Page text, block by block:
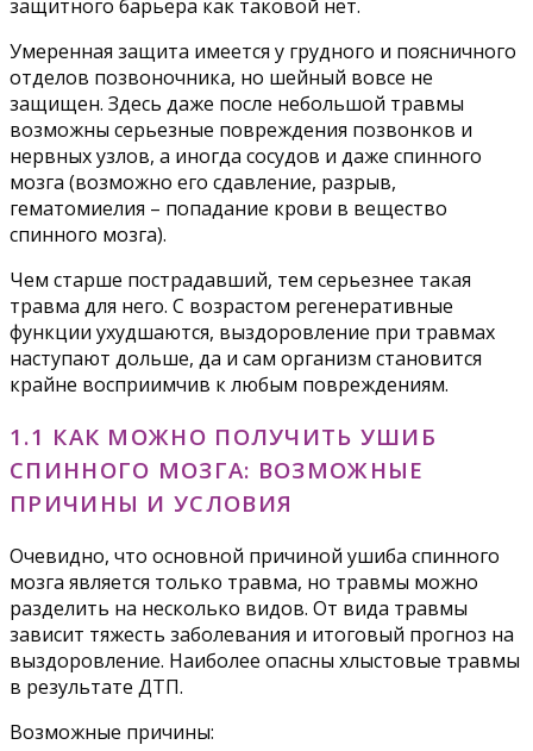
защитного барьера как таковой нет.
Умеренная защита имеется у грудного и поясничного
отделов позвоночника, но шейный вовсе не
защищен. Здесь даже после небольшой травмы
возможны серьезные повреждения позвонков и
нервных узлов, а иногда сосудов и даже спинного
мозга (возможно его сдавление, разрыв,
гематомиелия – попадание крови в вещество
спинного мозга).
Чем старше пострадавший, тем серьезнее такая
травма для него. С возрастом регенеративные
функции ухудшаются, выздоровление при травмах
наступают дольше, да и сам организм становится
крайне восприимчив к любым повреждениям.
1.1 КАК МОЖНО ПОЛУЧИТЬ УШИБ
СПИННОГО МОЗГА: ВОЗМОЖНЫЕ
ПРИЧИНЫ И УСЛОВИЯ
Очевидно, что основной причиной ушиба спинного
мозга является только травма, но травмы можно
разделить на несколько видов. От вида травмы
зависит тяжесть заболевания и итоговый прогноз на
выздоровление. Наиболее опасны хлыстовые травмы
в результате ДТП.
Возможные причины: